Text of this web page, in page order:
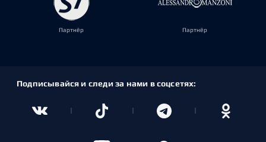
Партнёр Партнёр
Подписывайся и следи за нами в соцсетях: